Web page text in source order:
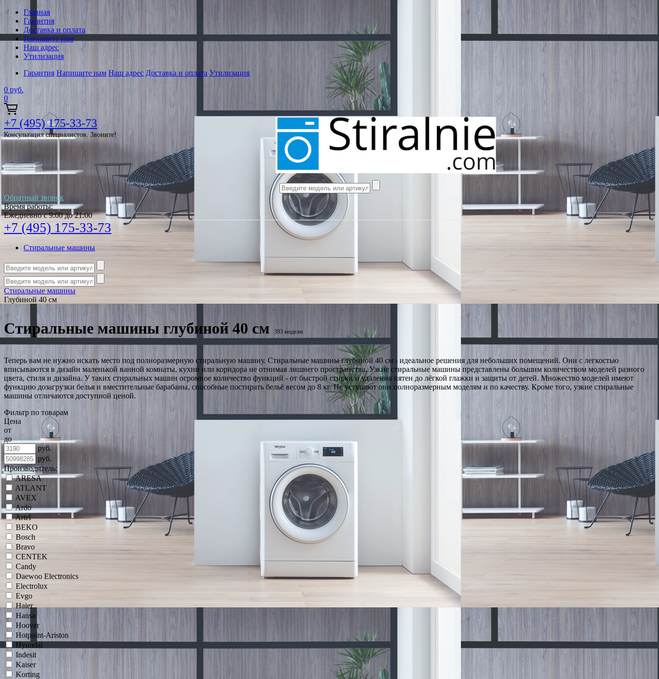
Главная
Гарантия
Доставка и оплата
Напишите нам
Наш адрес
Утилизация
Гарантия Напишите нам Наш адрес Доставка и оплата Утилизация
0 руб.
0
+7 (495) 175-33-73
Консультация специалистов. Звоните!
Обратный звонок
Время работы:
Ежедневно с 9:00 до 21:00
+7 (495) 175-33-73
Стиральные машины
Стиральные машины
Глубиной 40 см
Стиральные машины глубиной 40 см 393 модели
Теперь вам не нужно искать место под полноразмерную стиральную машину. Стиральные машины глубиной 40 см - идеальное решения для небольших помещений. Они с легкостью
вписываются в дизайн маленькой ванной комнаты, кухни или коридора не отнимая лишнего пространства. Узкие стиральные машины представлены большим количеством моделей разного
цвета, стиля и дизайна. У таких стиральных машин огромное количество функций - от быстрой стирки и удаления пятен до лёгкой глажки и защиты от детей. Множество моделей имеют
функцию дозагрузки белья и вместительные барабаны, способные постирать бельё весом до 8 кг. Не уступают они полноразмерным моделям и по качеству. Кроме того, узкие стиральные
машины отличаются доступной ценой.
Фильтр по товарам
Цена
от
до
руб.
руб.
Производитель:
ARESA
ATLANT
AVEX
Ardo
Artel
BEKO
Bosch
Bravo
CENTEK
Candy
Daewoo Electronics
Electrolux
Evgo
Haier
Hansa
Hoover
Hotpoint-Ariston
Hyundai
Indesit
Kaiser
Korting